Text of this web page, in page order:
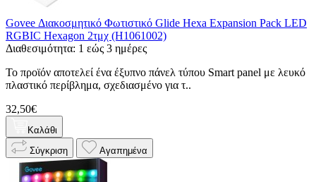
Govee Διακοσμητικό Φωτιστικό Glide Hexa Expansion Pack LED
RGBIC Hexagon 2τμχ (H1061002)
Διαθεσιμότητα: 1 εώς 3 ημέρες
Το προϊόν αποτελεί ένα έξυπνο πάνελ τύπου Smart panel με λευκό
πλαστικό περίβλημα, σχεδιασμένο για τ..
32,50€
Καλάθι
Σύγκριση
Αγαπημένα